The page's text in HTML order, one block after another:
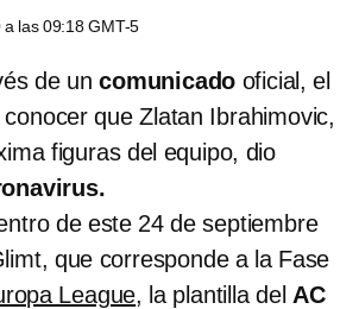
las 09:18 GMT-5
de uncomunicado oficial, el
que Zlatan Ibrahimovic,
figuras del equipo, dio
de este 24 de septiembre
que corresponde a la Fase
League, la plantilla del AC